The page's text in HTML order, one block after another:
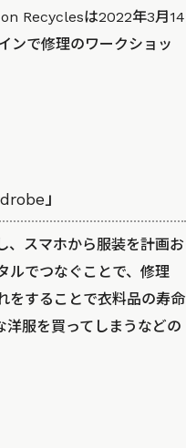
Recyclesは2022年3月14
ンで修理のワークショッ
」
、スマホから服装を計画お
ルでつなぐことで、修理
をすることで衣料品の寿命
洋服を買ってしまうなどの